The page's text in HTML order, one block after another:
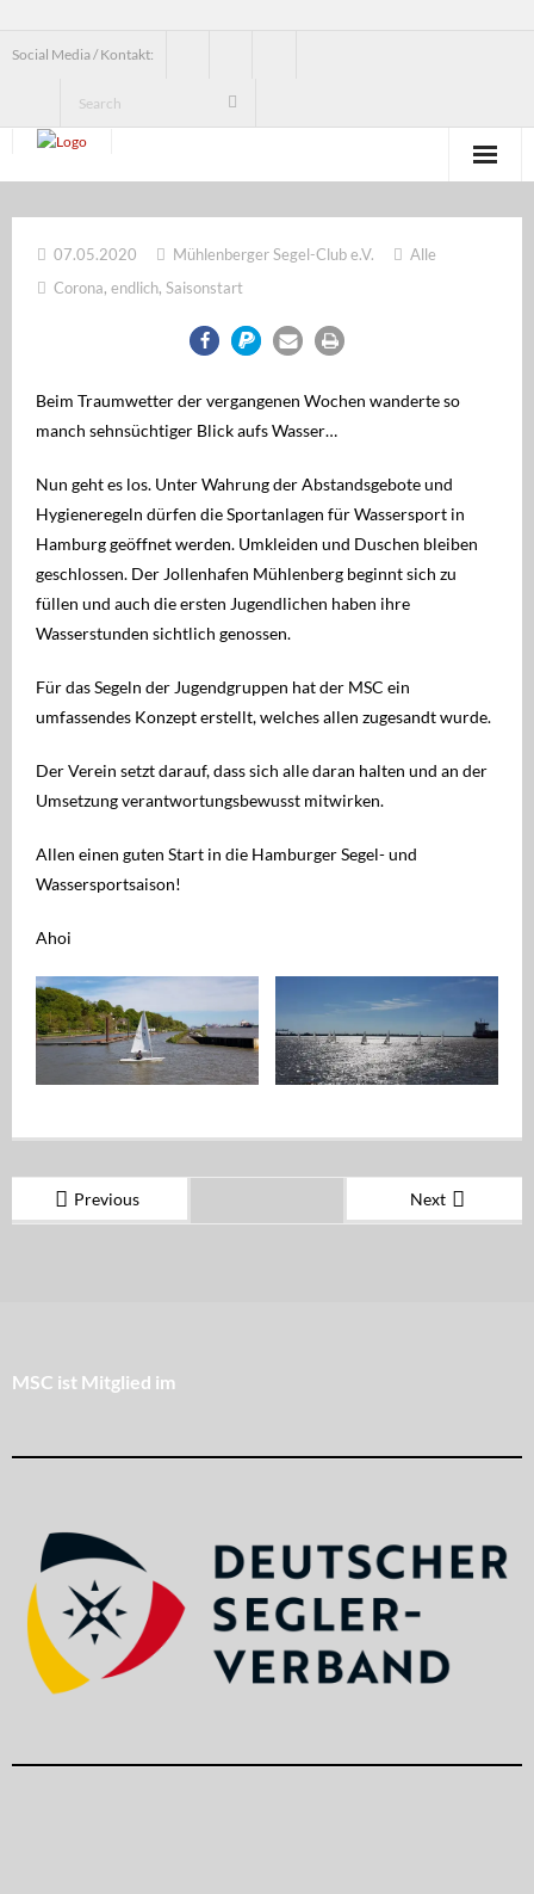
Social Media / Kontakt:
Verein
Seesegeln
Segelbundesliga
Regatten
MSC Racing Team is coming
IDM ILCA Masters Championship
07.05.2020 Mühlenberger Segel-Club e.V.
Alle
Corona, endlich, Saisonstart
Beim Traumwetter der vergangenen Wochen wanderte so
manch sehnsüchtiger Blick aufs Wasser…
Nun geht es los. Unter Wahrung der Abstandsgebote und
Hygieneregeln dürfen die Sportanlagen für Wassersport in
Hamburg geöffnet werden. Umkleiden und Duschen bleiben
geschlossen. Der Jollenhafen Mühlenberg beginnt sich zu
füllen und auch die ersten Jugendlichen haben ihre
Wasserstunden sichtlich genossen.
Für das Segeln der Jugendgruppen hat der MSC ein
umfassendes Konzept erstellt, welches allen zugesandt wurde.
Der Verein setzt darauf, dass sich alle daran halten und an der
Umsetzung verantwortungsbewusst mitwirken.
Allen einen guten Start in die Hamburger Segel- und
Wassersportsaison!
Ahoi
Previous Next
MSC ist Mitglied im